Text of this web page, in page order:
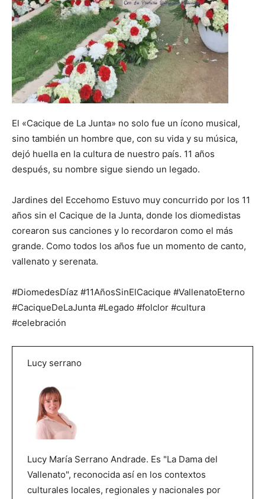
El «Cacique de La Junta» no solo fue un ícono musical,
sino también un hombre que, con su vida y su música,
dejó huella en la cultura de nuestro país. 11 años
después, su nombre sigue siendo un legado.
Jardines del Eccehomo Estuvo muy concurrido por los 11
años sin el Cacique de la Junta, donde los diomedistas
corearon sus canciones y lo recordaron como el más
grande. Como todos los años fue un momento de canto,
vallenato y serenata.
#DiomedesDíaz #11AñosSinElCacique #VallenatoEterno
#CaciqueDeLaJunta #Legado #folclor #cultura
#celebración
Lucy serrano
Lucy María Serrano Andrade. Es "La Dama del
Vallenato", reconocida así en los contextos
culturales locales, regionales y nacionales por